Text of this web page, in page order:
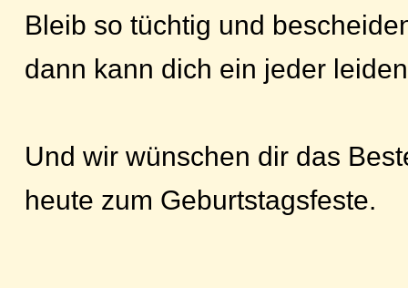
Bleib so tüchtig und
dann kann dich ein jeder
Und wir wünschen dir das
heute zum Geburtstagsfeste.